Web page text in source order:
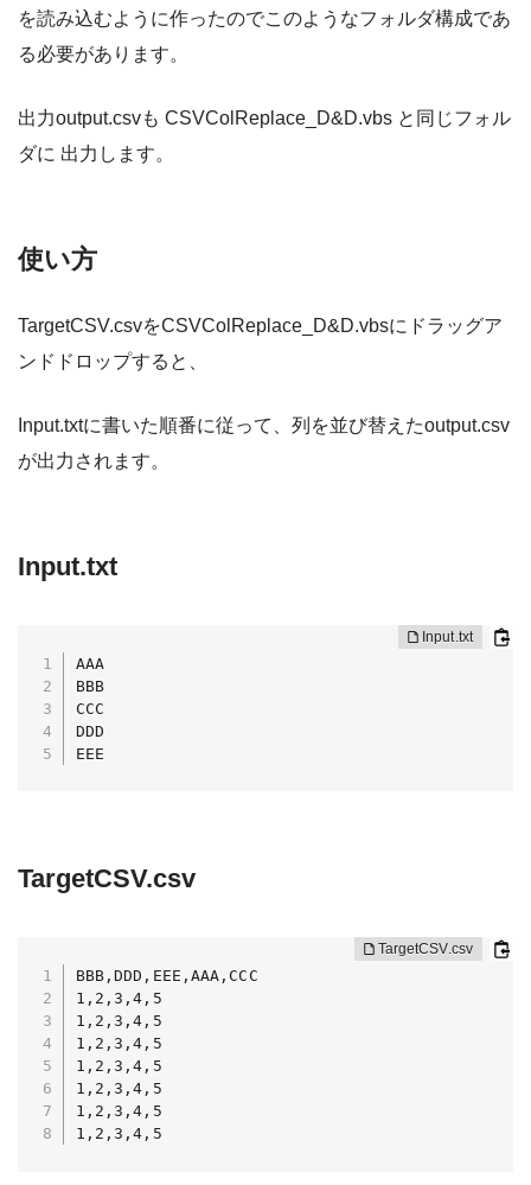
を読み込むように作ったのでこのようなフォルダ構成であ
る必要があります。
出力output.csvも CSVColReplace_D&D.vbs と同じフォル
ダに 出力します。
使い方
TargetCSV.csvをCSVColReplace_D&D.vbsにドラッグア
ンドドロップすると、
Input.txtに書いた順番に従って、列を並び替えたoutput.csv
が出力されます。
Input.txt
AAA
BBB
CCC
DDD
EEE
TargetCSV.csv
BBB,DDD,EEE,AAA,CCC
1,2,3,4,5
1,2,3,4,5
1,2,3,4,5
1,2,3,4,5
1,2,3,4,5
1,2,3,4,5
1,2,3,4,5